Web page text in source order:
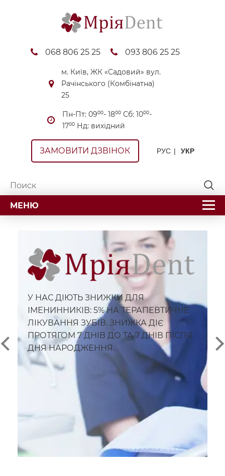
068 806 25 25 093 806 25 25
м. Київ, ЖК «Садовий» вул.
Рачінського (Комбінатна)
25
Пн-Пт: 09⁰⁰- 18⁰⁰ Сб: 10⁰⁰-
17⁰⁰ Нд: вихідний
ЗАМОВИТИ ДЗВІНОК РУС УКР
МЕНЮ
У НАС ДІЮТЬ ЗНИЖКИ ДЛЯ
ІМЕНИННИКІВ: 5% НА ТЕРАПЕВТИЧНЕ
ЛІКУВАННЯ ЗУБІВ. ЗНИЖКА ДІЄ
ПРОТЯГОМ 7 ДНІВ ДО ТА 7 ДНІВ ПІСЛЯ
ДНЯ НАРОДЖЕННЯ.